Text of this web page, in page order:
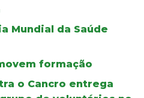
Mundial da Saúde
formação
o Cancro entrega